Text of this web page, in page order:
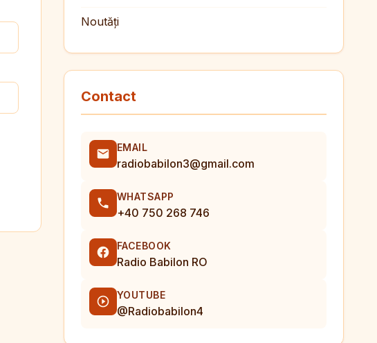
Noutăți
Contact
EMAIL
radiobabilon3@gmail.com
WHATSAPP
+40 750 268 746
FACEBOOK
Radio Babilon RO
YOUTUBE
@Radiobabilon4